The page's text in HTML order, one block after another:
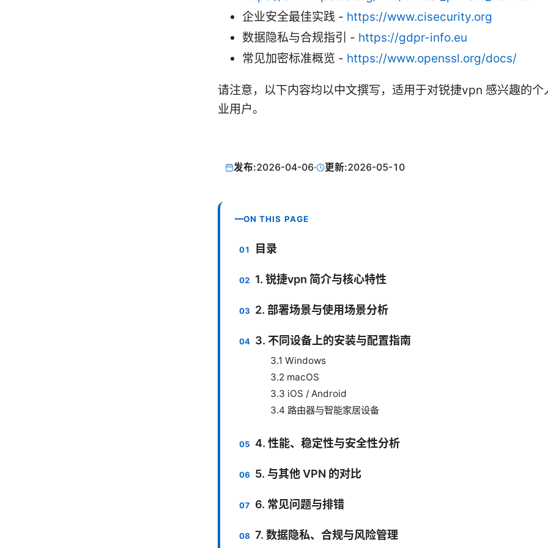
企业安全最佳实践 - https://www.cisecurity.org
数据隐私与合规指引 - https://gdpr-info.eu
常见加密标准概览 - https://www.openssl.org/docs/
请注意，以下内容均以中文撰写，适用于对锐捷vpn 感兴趣的个
业用户。
发布:2026-04-06· 更新:2026-05-10
ON THIS PAGE
目录
1. 锐捷vpn 简介与核心特性
2. 部署场景与使用场景分析
3. 不同设备上的安装与配置指南
3.1 Windows
3.2 macOS
3.3 iOS / Android
3.4 路由器与智能家居设备
4. 性能、稳定性与安全性分析
5. 与其他 VPN 的对比
6. 常见问题与排错
7. 数据隐私、合规与风险管理